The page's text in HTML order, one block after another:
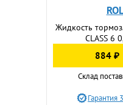
Жидкость
CLASS 6
884 ₽
Склад
Гарантия